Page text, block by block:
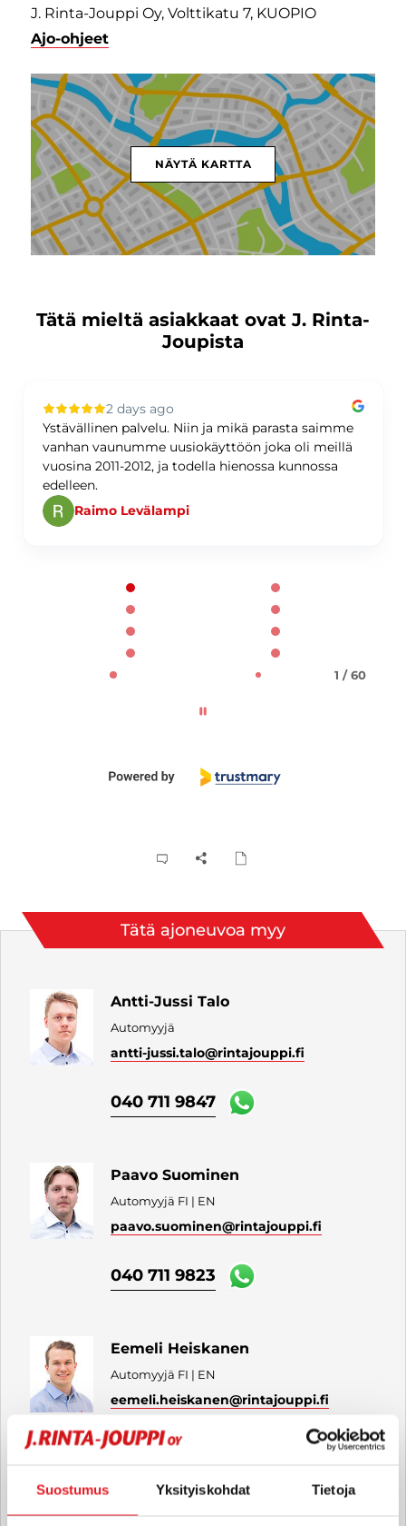
Suostumus Yksityiskohdat Tietoja
J. Rinta-Jouppi Oy, Volttikatu 7, KUOPIO
Ajo-ohjeet
NÄYTÄ KARTTA
Tätä mieltä asiakkaat ovat J. Rinta-
Joupista
2 days ago
Ystävällinen palvelu. Niin ja mikä parasta saimme
vanhan vaunumme uusiokäyttöön joka oli meillä
vuosina 2011-2012, ja todella hienossa kunnossa
edelleen.
Raimo Levälampi
1 / 60
Tätä ajoneuvoa myy
Antti-Jussi Talo
Automyyjä
antti-jussi.talo@rintajouppi.fi
040 711 9847
Paavo Suominen
Automyyjä FI | EN
paavo.suominen@rintajouppi.fi
040 711 9823
Eemeli Heiskanen
Automyyjä FI | EN
eemeli.heiskanen@rintajouppi.fi
040 711 9821